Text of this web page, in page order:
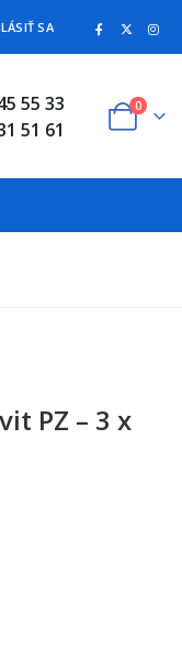
SA
55 33
51 61
0
PZ – 3 x